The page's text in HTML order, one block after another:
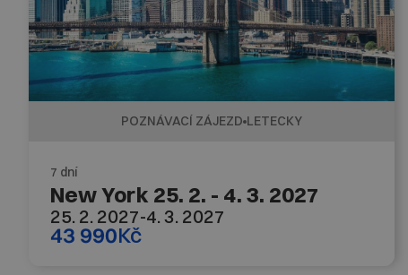
POZNÁVACÍ ZÁJEZD LETECKY
7 dní
New York 25. 2. - 4. 3. 2027
25. 2. 2027-4. 3. 2027
43 990Kč